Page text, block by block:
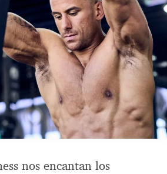
nos encantan los